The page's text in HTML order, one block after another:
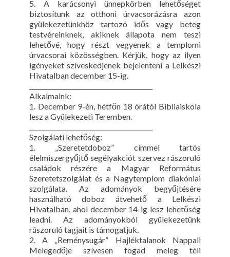
5. A karácsonyi ünnepkörben lehetőséget
biztosítunk az otthoni úrvacsorázásra azon
gyülekezetünkhöz tartozó idős vagy beteg
testvéreinknek, akiknek állapota nem teszi
lehetővé, hogy részt vegyenek a templomi
úrvacsorai közösségben. Kérjük, hogy az ilyen
igényeket szíveskedjenek bejelenteni a Lelkészi
Hivatalban december 15-ig.
Alkalmaink:
1. December 9-én, hétfőn 18 órától Bibliaiskola
lesz a Gyülekezeti Teremben.
Szolgálati lehetőség:
1. „Szeretetdoboz” címmel tartós
élelmiszergyűjtő segélyakciót szervez rászoruló
családok részére a Magyar Református
Szeretetszolgálat és a Nagytemplom diakóniai
szolgálata. Az adományok begyűjtésére
használható doboz átvehető a Lelkészi
Hivatalban, ahol december 14-ig lesz lehetőség
leadni. Az adományokból gyülekezetünk
rászoruló tagjait is támogatjuk.
2. A „Reménysugár” Hajléktalanok Nappali
Melegedője szívesen fogad meleg téli